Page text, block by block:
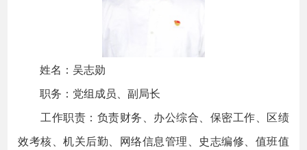
姓名：吴志勋
职务：党组成员、副局长
工作职责：负责财务、办公综合、保密工作、区绩
效考核、机关后勤、网络信息管理、史志编修、值班值